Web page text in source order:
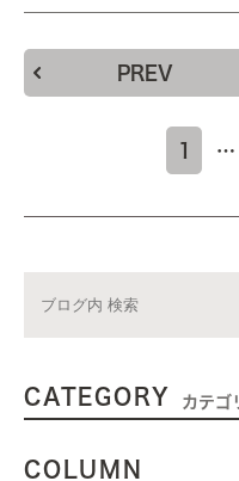
PREV
1 …
CATEGORY カテゴ
COLUMN